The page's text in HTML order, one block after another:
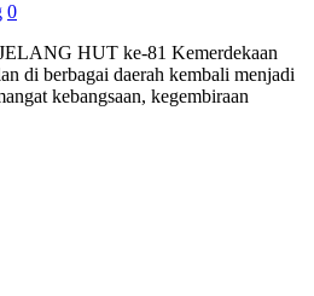
0
HUT ke-81 Kemerdekaan
di berbagai daerah kembali menjadi
kebangsaan, kegembiraan